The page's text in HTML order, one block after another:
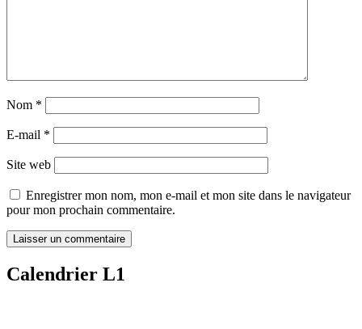
Nom *
E-mail *
Site web
Enregistrer mon nom, mon e-mail et mon site dans le navigateur
pour mon prochain commentaire.
Calendrier L1